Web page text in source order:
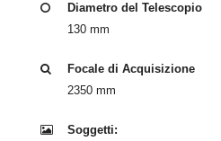
Diametro del Telescopio
130 mm
Focale di Acquisizione
2350 mm
Soggetti: